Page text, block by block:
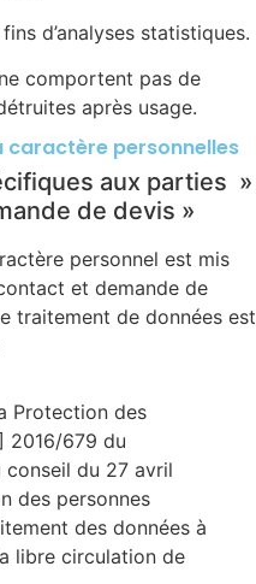
d’analyses statistiques.
comportent pas de
après usage.
caractère personnelles
aux parties »
de devis »
personnel est mis
et demande de
traitement de données est
Protection des
2016/679 du
du 27 avril
des personnes
des données à
libre circulation de